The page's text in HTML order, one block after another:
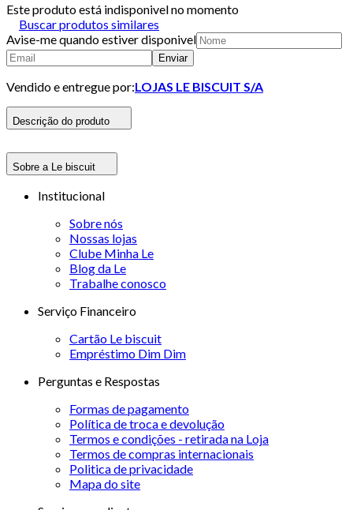
Este produto está indisponivel no momento
Buscar produtos similares
Avise-me quando estiver disponivel
Enviar
Vendido e entregue por:LOJAS LE BISCUIT S/A
Descrição do produto
Sobre a Le biscuit
Institucional
Sobre nós
Nossas lojas
Clube Minha Le
Blog da Le
Trabalhe conosco
Serviço Financeiro
Cartão Le biscuit
Empréstimo Dim Dim
Perguntas e Respostas
Formas de pagamento
Política de troca e devolução
Termos e condições - retirada na Loja
Termos de compras internacionais
Politica de privacidade
Mapa do site